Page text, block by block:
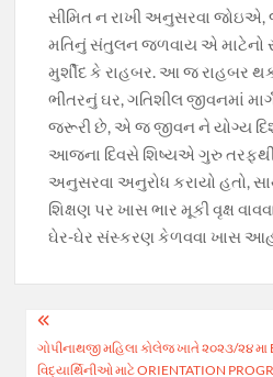
સીમિત ન રાખી અનુસરવા જોઇએ,
મતિનું સંતુલન જળવાય એ માટેનો
મુર્શીદ કે રાહબર. આ જ રાહબર
ભીતરનું ઘર, ગતિશીલ જીવનમાં
જરૂરી છે, એ જ જીવન ને યોગ્ય
આજના દિવસે શિષ્યએ ગુરુ
અનુસરવા અનુરોધ કરાયો હતો,
શિક્ષણ પર ખાસ ભાર મૂકી વૃક્ષ
ઘેર-ઘેર સંસ્કરણ કેળવવા ખાસ
Post
navigation
ગોપીનાથજી મહિલા કોલેજ ખાતે ૨૦૨૩/૨૪
વિદ્યાર્થિનીઓ માટે ORIENTATION